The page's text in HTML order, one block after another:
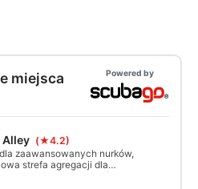
miejsca
Powered by
Alley (★4.2)
zaawansowanych nurków,
strefa agregacji dla
szarodziobych (tygrysów